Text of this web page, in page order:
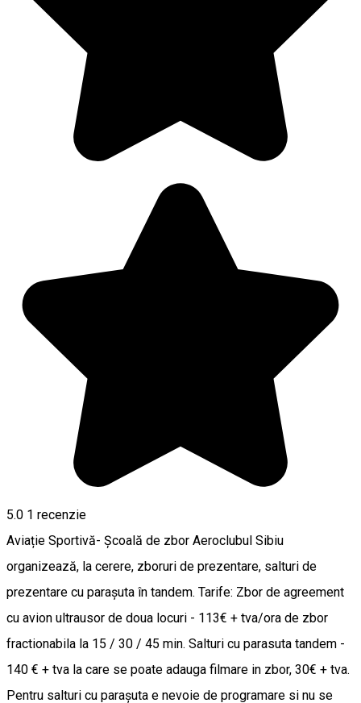
5.0 1 recenzie
Aviație Sportivă- Şcoală de zbor Aeroclubul Sibiu
organizează, la cerere, zboruri de prezentare, salturi de
prezentare cu parașuta în tandem. Tarife: Zbor de agreement
cu avion ultrausor de doua locuri - 113€ + tva/ora de zbor
fractionabila la 15 / 30 / 45 min. Salturi cu parasuta tandem -
140 € + tva la care se poate adauga filmare in zbor, 30€ + tva.
Pentru salturi cu parașuta e nevoie de programare si nu se